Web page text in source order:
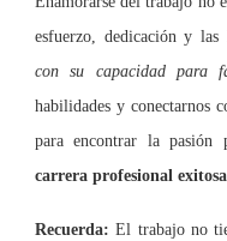
esfuerzo, dedicación y las
con su capacidad para
habilidades y conectarnos
para encontrar la
carrera profesional
Recuerda: El trabajo no